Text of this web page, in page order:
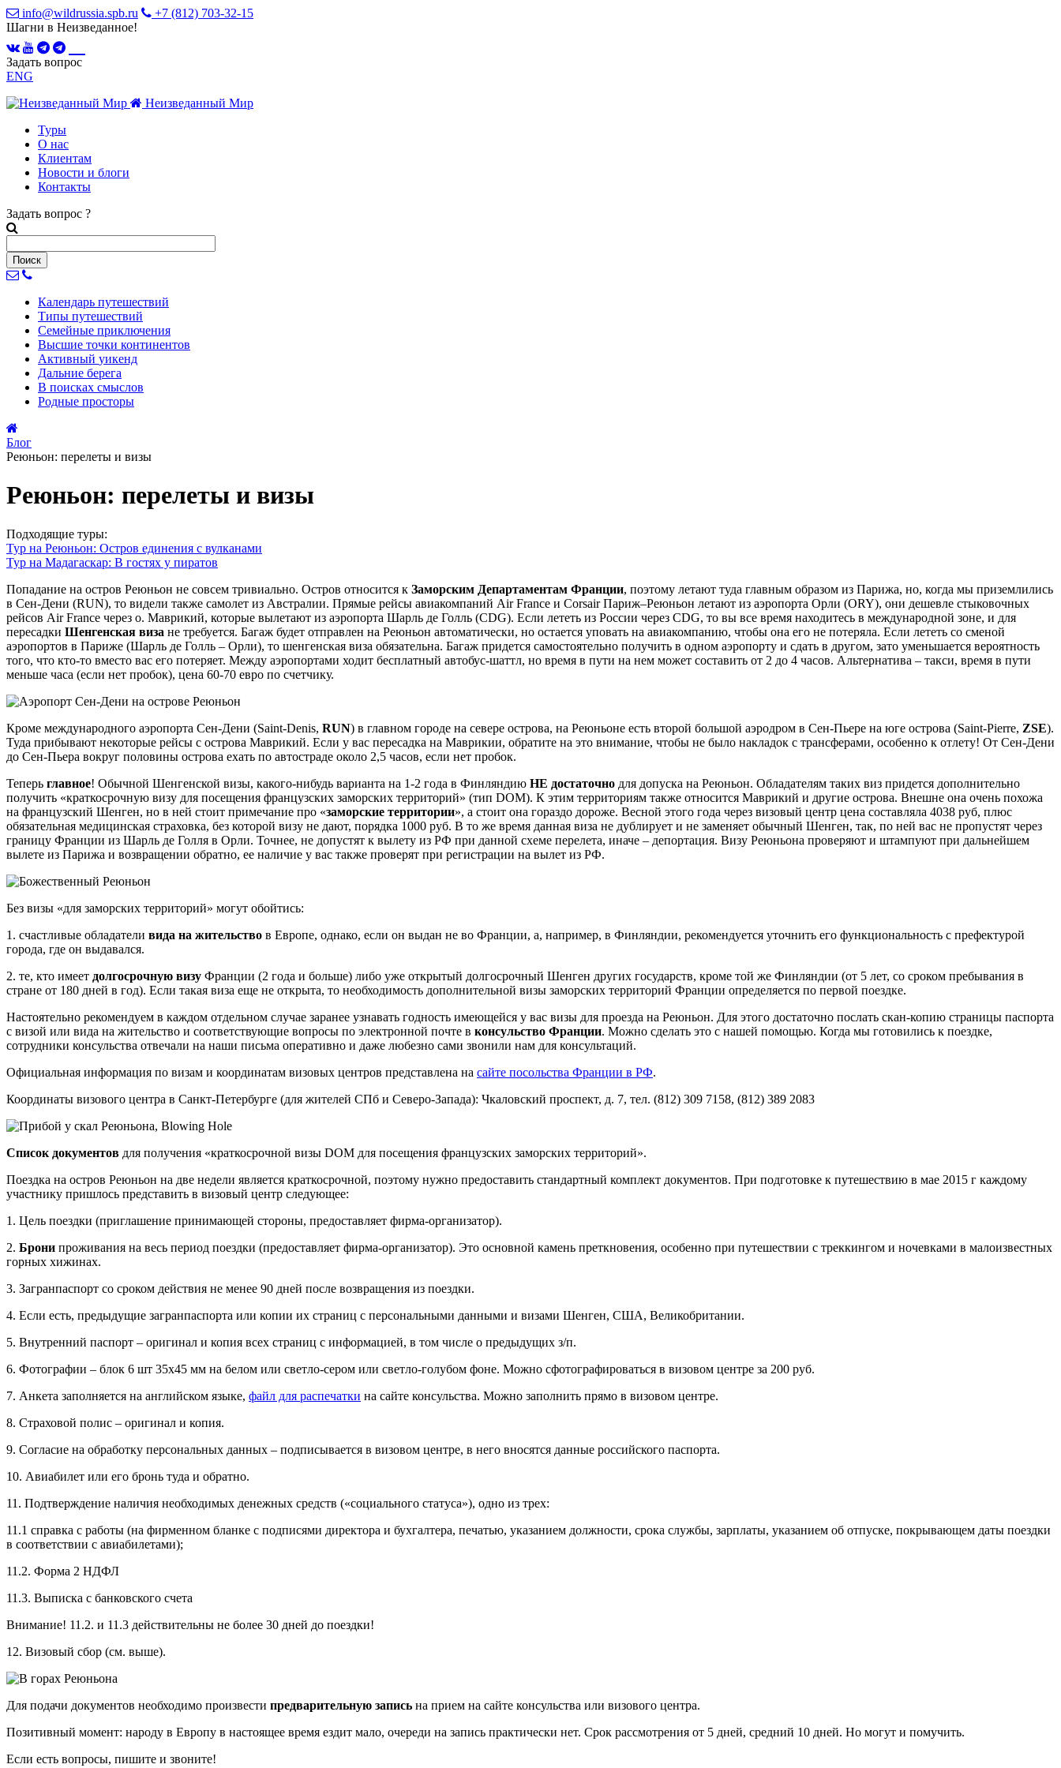
info@wildrussia.spb.ru
+7 (812) 703-32-15
Шагни в Неизведанное!
Задать вопрос
ENG
Неизведанный Мир
Туры
О нас
Клиентам
Новости и блоги
Контакты
Задать вопрос ?
Календарь путешествий
Типы путешествий
Семейные приключения
Высшие точки континентов
Активный уикенд
Дальние берега
В поисках смыслов
Родные просторы
Блог
Реюньон: перелеты и визы
Реюньон: перелеты и визы
Подходящие туры:
Тур на Реюньон: Остров единения с вулканами
Тур на Мадагаскар: В гостях у пиратов
Попадание на остров Реюньон не совсем тривиально. Остров относится к Заморским Департаментам Франции, поэтому летают туда главным образом из Парижа, но, когда мы приземлились
в Сен-Дени (RUN), то видели также самолет из Австралии. Прямые рейсы авиакомпаний Air France и Corsair Париж–Реюньон летают из аэропорта Орли (ORY), они дешевле стыковочных
рейсов Air France через о. Маврикий, которые вылетают из аэропорта Шарль де Голль (CDG). Если лететь из России через CDG, то вы все время находитесь в международной зоне, и для
пересадки Шенгенская виза не требуется. Багаж будет отправлен на Реюньон автоматически, но остается уповать на авиакомпанию, чтобы она его не потеряла. Если лететь со сменой
аэропортов в Париже (Шарль де Голль – Орли), то шенгенская виза обязательна. Багаж придется самостоятельно получить в одном аэропорту и сдать в другом, зато уменьшается вероятность
того, что кто-то вместо вас его потеряет. Между аэропортами ходит бесплатный автобус-шаттл, но время в пути на нем может составить от 2 до 4 часов. Альтернатива – такси, время в пути
меньше часа (если нет пробок), цена 60-70 евро по счетчику.
Кроме международного аэропорта Сен-Дени (Saint-Denis, RUN) в главном городе на севере острова, на Реюньоне есть второй большой аэродром в Сен-Пьере на юге острова (Saint-Pierre, ZSE).
Туда прибывают некоторые рейсы с острова Маврикий. Если у вас пересадка на Маврикии, обратите на это внимание, чтобы не было накладок с трансферами, особенно к отлету! От Сен-Дени
до Сен-Пьера вокруг половины острова ехать по автостраде около 2,5 часов, если нет пробок.
Теперь главное! Обычной Шенгенской визы, какого-нибудь варианта на 1-2 года в Финляндию НЕ достаточно для допуска на Реюньон. Обладателям таких виз придется дополнительно
получить «краткосрочную визу для посещения французских заморских территорий» (тип DOM). К этим территориям также относится Маврикий и другие острова. Внешне она очень похожа
на французский Шенген, но в ней стоит примечание про «заморские территории», а стоит она гораздо дороже. Весной этого года через визовый центр цена составляла 4038 руб, плюс
обязательная медицинская страховка, без которой визу не дают, порядка 1000 руб. В то же время данная виза не дублирует и не заменяет обычный Шенген, так, по ней вас не пропустят через
границу Франции из Шарль де Голля в Орли. Точнее, не допустят к вылету из РФ при данной схеме перелета, иначе – депортация. Визу Реюньона проверяют и штампуют при дальнейшем
вылете из Парижа и возвращении обратно, ее наличие у вас также проверят при регистрации на вылет из РФ.
Без визы «для заморских территорий» могут обойтись:
1. счастливые обладатели вида на жительство в Европе, однако, если он выдан не во Франции, а, например, в Финляндии, рекомендуется уточнить его функциональность с префектурой
города, где он выдавался.
2. те, кто имеет долгосрочную визу Франции (2 года и больше) либо уже открытый долгосрочный Шенген других государств, кроме той же Финляндии (от 5 лет, со сроком пребывания в
стране от 180 дней в год). Если такая виза еще не открыта, то необходимость дополнительной визы заморских территорий Франции определяется по первой поездке.
Настоятельно рекомендуем в каждом отдельном случае заранее узнавать годность имеющейся у вас визы для проезда на Реюньон. Для этого достаточно послать скан-копию страницы паспорта
с визой или вида на жительство и соответствующие вопросы по электронной почте в консульство Франции. Можно сделать это с нашей помощью. Когда мы готовились к поездке,
сотрудники консульства отвечали на наши письма оперативно и даже любезно сами звонили нам для консультаций.
Официальная информация по визам и координатам визовых центров представлена на сайте посольства Франции в РФ.
Координаты визового центра в Санкт-Петербурге (для жителей СПб и Северо-Запада): Чкаловский проспект, д. 7, тел. (812) 309 7158, (812) 389 2083
Список документов для получения «краткосрочной визы DOM для посещения французских заморских территорий».
Поездка на остров Реюньон на две недели является краткосрочной, поэтому нужно предоставить стандартный комплект документов. При подготовке к путешествию в мае 2015 г каждому
участнику пришлось представить в визовый центр следующее:
1. Цель поездки (приглашение принимающей стороны, предоставляет фирма-организатор).
2. Брони проживания на весь период поездки (предоставляет фирма-организатор). Это основной камень преткновения, особенно при путешествии с треккингом и ночевками в малоизвестных
горных хижинах.
3. Загранпаспорт со сроком действия не менее 90 дней после возвращения из поездки.
4. Если есть, предыдущие загранпаспорта или копии их страниц с персональными данными и визами Шенген, США, Великобритании.
5. Внутренний паспорт – оригинал и копия всех страниц с информацией, в том числе о предыдущих з/п.
6. Фотографии – блок 6 шт 35х45 мм на белом или светло-сером или светло-голубом фоне. Можно сфотографироваться в визовом центре за 200 руб.
7. Анкета заполняется на английском языке, файл для распечатки на сайте консульства. Можно заполнить прямо в визовом центре.
8. Страховой полис – оригинал и копия.
9. Согласие на обработку персональных данных – подписывается в визовом центре, в него вносятся данные российского паспорта.
10. Авиабилет или его бронь туда и обратно.
11. Подтверждение наличия необходимых денежных средств («социального статуса»), одно из трех:
11.1 справка с работы (на фирменном бланке с подписями директора и бухгалтера, печатью, указанием должности, срока службы, зарплаты, указанием об отпуске, покрывающем даты поездки
в соответствии с авиабилетами);
11.2. Форма 2 НДФЛ
11.3. Выписка с банковского счета
Внимание! 11.2. и 11.3 действительны не более 30 дней до поездки!
12. Визовый сбор (см. выше).
Для подачи документов необходимо произвести предварительную запись на прием на сайте консульства или визового центра.
Позитивный момент: народу в Европу в настоящее время ездит мало, очереди на запись практически нет. Срок рассмотрения от 5 дней, средний 10 дней. Но могут и помучить.
Если есть вопросы, пишите и звоните!